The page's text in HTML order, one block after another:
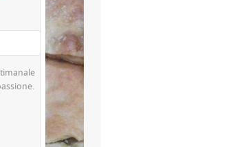
media: (0 / 5)
a Napoli Ingredienti Per la
a pietra 0 10 g di lievito di